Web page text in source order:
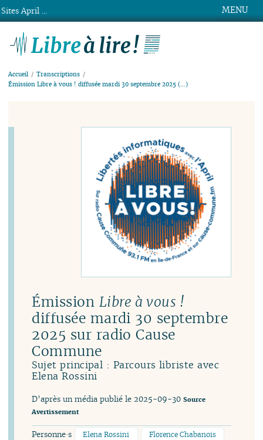
MENU
Accueil
Transcriptions
Émission Libre à vous ! diffusée mardi 30 septembre 2025 (…)
Émission Libre à vous !
diffusée mardi 30 septembre
2025 sur radio Cause
Commune
Sujet principal : Parcours libriste avec
Elena Rossini
D’après un média publié le 2025-09-30 Source
Avertissement
Personne·s Elena Rossini
Florence Chabanois
Sites April ...